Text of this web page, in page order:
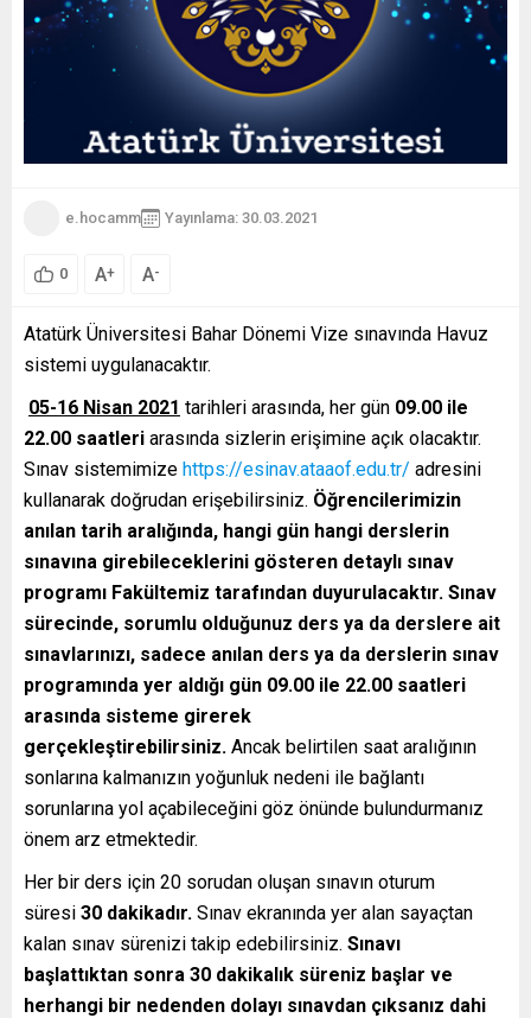
e.hocamm Yayınlama: 30.03.2021
0 A+ A-
Atatürk Üniversitesi Bahar Dönemi Vize sınavında Havuz
sistemi uygulanacaktır.
05-16 Nisan 2021 tarihleri arasında, her gün 09.00 ile
22.00 saatleri arasında sizlerin erişimine açık olacaktır.
Sınav sistemimize https://esinav.ataaof.edu.tr/ adresini
kullanarak doğrudan erişebilirsiniz. Öğrencilerimizin
anılan tarih aralığında, hangi gün hangi derslerin
sınavına girebileceklerini gösteren detaylı sınav
programı Fakültemiz tarafından duyurulacaktır. Sınav
sürecinde, sorumlu olduğunuz ders ya da derslere ait
sınavlarınızı, sadece anılan ders ya da derslerin sınav
programında yer aldığı gün 09.00 ile 22.00 saatleri
arasında sisteme girerek
gerçekleştirebilirsiniz. Ancak belirtilen saat aralığının
sonlarına kalmanızın yoğunluk nedeni ile bağlantı
sorunlarına yol açabileceğini göz önünde bulundurmanız
önem arz etmektedir.
Her bir ders için 20 sorudan oluşan sınavın oturum
süresi 30 dakikadır. Sınav ekranında yer alan sayaçtan
kalan sınav sürenizi takip edebilirsiniz. Sınavı
başlattıktan sonra 30 dakikalık süreniz başlar ve
herhangi bir nedenden dolayı sınavdan çıksanız dahi